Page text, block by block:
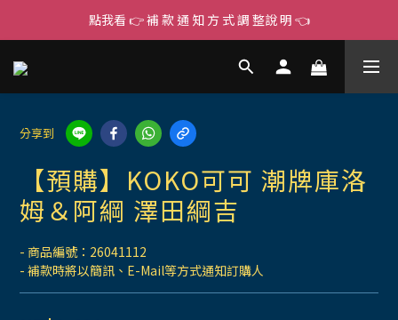
點我看 👉 補 款 通 知 方 式 調 整說 明 👈
分享到
【預購】KOKO可可 潮牌庫洛
姆＆阿綱 澤田綱吉
- 商品編號：26041112
- 補款時將以簡訊、E-Mail等方式通知訂購人